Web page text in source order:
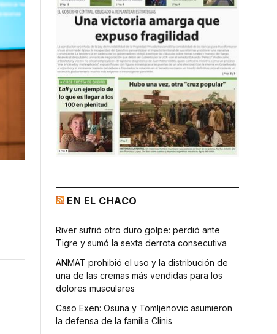
EN EL CHACO
River sufrió otro duro golpe: perdió ante
Tigre y sumó la sexta derrota consecutiva
ANMAT prohibió el uso y la distribución de
una de las cremas más vendidas para los
dolores musculares
Caso Exen: Osuna y Tomljenovic asumieron
la defensa de la familia Clinis